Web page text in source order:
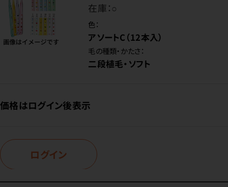
在庫：○
色：
アソートC（12本入）
毛の種類・かたさ：
二段植毛・ソフト
価格はログイン後表示
ログイン